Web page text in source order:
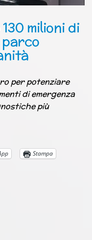
milioni di
per potenziare
di emergenza
più
Stampa